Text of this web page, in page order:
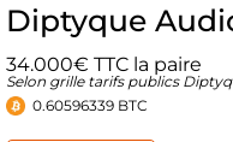
Diptyque
34.000€ TTC la paire
Selon grille tarifs publics
0.60596339 BTC